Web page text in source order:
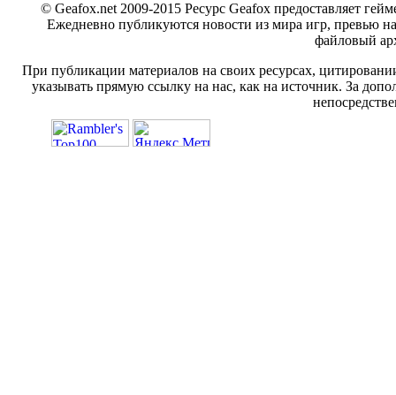
© Geafox.net 2009-2015 Ресурс Geafox предоставляет
Ежедневно публикуются новости из мира игр, превью
файловый
При публикации материалов на своих ресурсах,
указывать прямую ссылку на нас, как на источник. За